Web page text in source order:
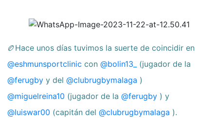
🏉Hace unos días tuvimos la suerte de coincidir en
@eshmunsportclinic con @bolin13_
(jugador de la
@ferugby y del @clubrugbymalaga )
@miguelreina10 (jugador de la @ferugby ) y
@luiswar00 (capitán del @clubrugbymalaga ).